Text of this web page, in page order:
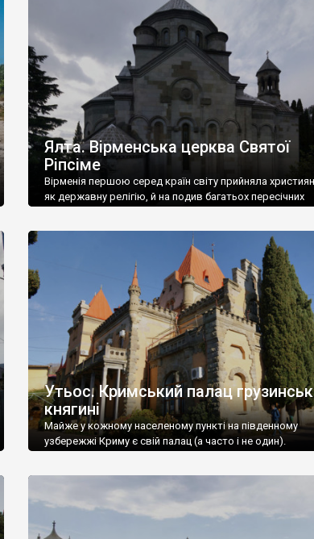
називаються «повстяками» (postaki)…” “Вино. Крим
виробляє відмінне вино і його вдосталь: воно все
легке біле і дуже […]
Ялта. Вірменська церква Святої
Ріпсіме
Вірменія першою серед країн світу прийняла
як державну релігію, й на подив багатьох пересічних
Утьос. Кримський палац
княгині
Майже у кожному населеному пункті на південному
узбережжі Криму є свій палац (а часто і не один).